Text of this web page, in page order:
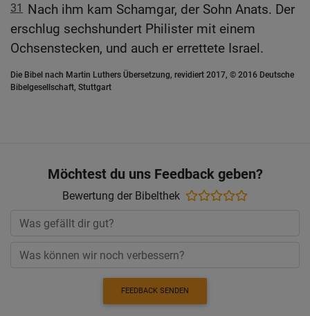
31 Nach ihm kam Schamgar, der Sohn Anats. Der
erschlug sechshundert Philister mit einem
Ochsenstecken, und auch er errettete Israel.
Die Bibel nach Martin Luthers Übersetzung, revidiert 2017, © 2016 Deutsche
Bibelgesellschaft, Stuttgart
Möchtest du uns Feedback geben?
Bewertung der Bibelthek
FEEDBACK SENDEN